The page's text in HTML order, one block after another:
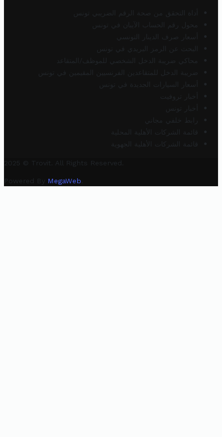
أداة التحقق من صحة الرقم الضريبي تونس
محول رقم الحساب الآيبان في تونس
أسعار صرف الدينار التونسي
البحث عن الرمز البريدي في تونس
محاكي ضريبة الدخل الشخصي للموظف/المتقاعد
ضريبة الدخل للمتقاعدين الفرنسيين المقيمين في تونس
أسعار السيارات الجديدة في تونس
أخبار تروفيت
أخبار تونس
رابط خلفي مجاني
قائمة الشركات الأهلية المحلية
قائمة الشركات الأهلية الجهوية
2025 © Trovit. All Rights Reserved.
Powered By MegaWeb